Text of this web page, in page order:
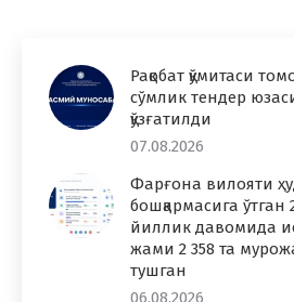
Рақобат қўмитаси
сўмлик тендер
қўзғатилди
07.08.2026
Фарғона вилояти
бошқармасига
йиллик давомида
жами 2 358 та
тушган
06.08.2026